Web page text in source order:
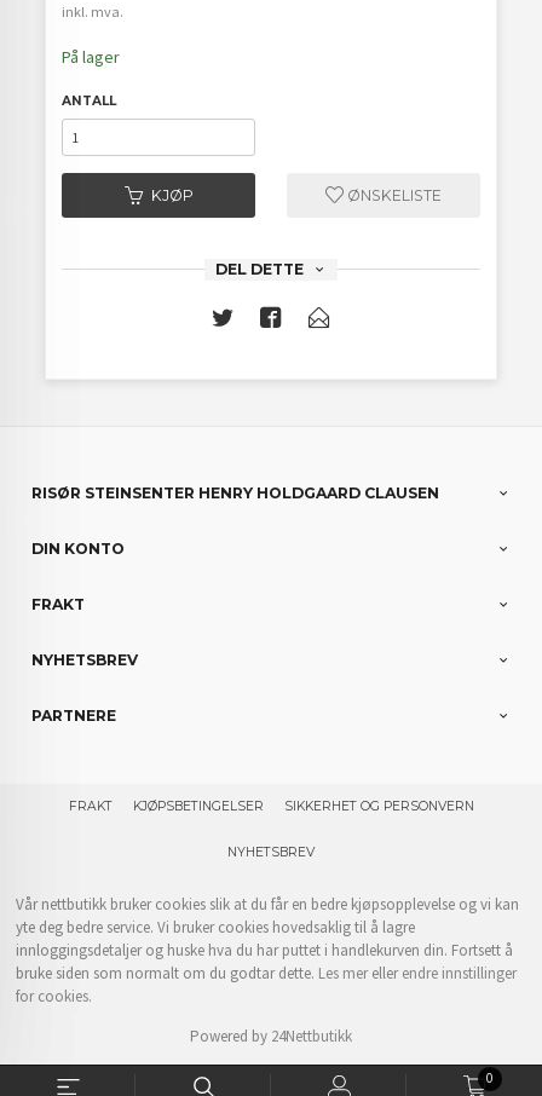
0
inkl. mva.
På lager
ANTALL
KJØP ØNSKELISTE
DEL DETTE
RISØR STEINSENTER HENRY HOLDGAARD CLAUSEN
DIN KONTO
FRAKT
NYHETSBREV
PARTNERE
FRAKT KJØPSBETINGELSER SIKKERHET OG PERSONVERN
NYHETSBREV
Vår nettbutikk bruker cookies slik at du får en bedre kjøpsopplevelse og vi kan
yte deg bedre service. Vi bruker cookies hovedsaklig til å lagre
innloggingsdetaljer og huske hva du har puttet i handlekurven din. Fortsett å
bruke siden som normalt om du godtar dette. Les merellerendre innstillinger
for cookies.
Powered by 24Nettbutikk